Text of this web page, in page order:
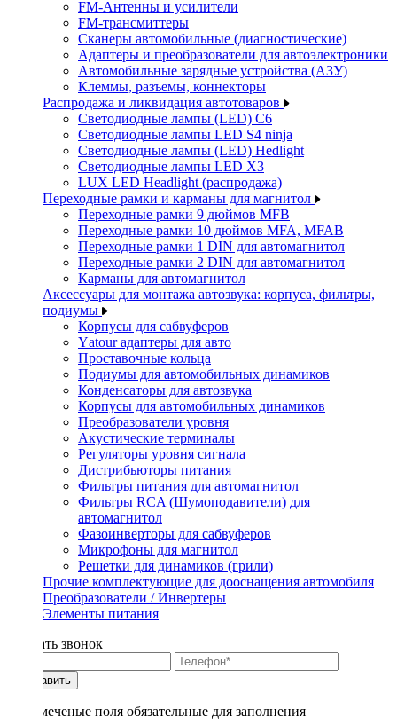
FM-Антенны и усилители
FM-трансмиттеры
Сканеры автомобильные (диагностические)
Адаптеры и преобразователи для автоэлектроники
Автомобильные зарядные устройства (АЗУ)
Клеммы, разъемы, коннекторы
Распродажа и ликвидация автотоваров
Светодиодные лампы (LED) C6
Светодиодные лампы LED S4 ninja
Светодиодные лампы (LED) Hedlight
Светодиодные лампы LED X3
LUX LED Headlight (распродажа)
Переходные рамки и карманы для магнитол
Переходные рамки 9 дюймов MFB
Переходные рамки 10 дюймов MFA, MFAB
Переходные рамки 1 DIN для автомагнитол
Переходные рамки 2 DIN для автомагнитол
Карманы для автомагнитол
Аксессуары для монтажа автозвука: корпуса, фильтры,
подиумы
Корпусы для сабвуферов
Yаtour адаптеры для авто
Проставочные кольца
Подиумы для автомобильных динамиков
Конденсаторы для автозвука
Корпусы для автомобильных динамиков
Преобразователи уровня
Акустические терминалы
Регуляторы уровня сигнала
Дистрибьюторы питания
Фильтры питания для автомагнитол
Фильтры RCA (Шумоподавители) для
автомагнитол
Фазоинверторы для сабвуферов
Микрофоны для магнитол
Решетки для динамиков (грили)
Прочие комплектующие для дооснащения автомобиля
Преобразователи / Инвертеры
Элементы питания
Заказать звонок
Отправить
* - отмеченые поля обязательные для заполнения